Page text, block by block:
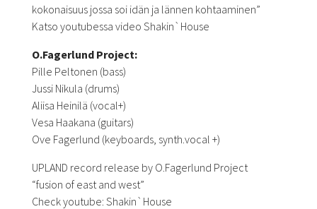
kokonaisuus jossa soi idän ja lännen kohtaaminen”
Katso youtubessa video Shakin`House
O.Fagerlund Project:
Pille Peltonen (bass)
Jussi Nikula (drums)
Aliisa Heinilä (vocal+)
Vesa Haakana (guitars)
Ove Fagerlund (keyboards, synth.vocal +)
UPLAND record release by O.Fagerlund Project
“fusion of east and west”
Check youtube: Shakin`House